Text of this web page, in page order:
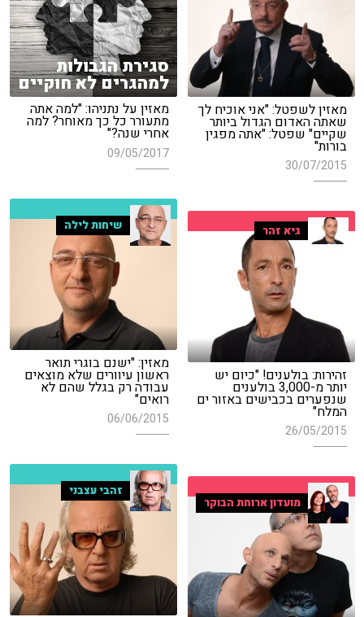
סגירת הגבולות
למהגרים לא חוקיים
מאזין על נתניהו: "למה אתה
מתעורר כל כך מאוחר? למה
אחרי שנה?"
09/05/2017
מאזין לשפטל: "אני אוכיח לך
שאתה האדום הגדול ביותר
שקיים" שפטל: "אתה מפגין
בורות"
30/07/2015
שיחות לילה
מאזין: "ישנם בוגרי תואר
ראשון עיוורים שלא מוצאים
עבודה רק בגלל שהם לא
רואים"
06/06/2015
גיא זהר
זהירות: בולענים! "כיום יש
יותר מ-3,000 בולענים
שנפערים בכבישים באזור ים
המלח"
26/05/2015
זהבי עצבני
מועדון ארוחת הבוקר